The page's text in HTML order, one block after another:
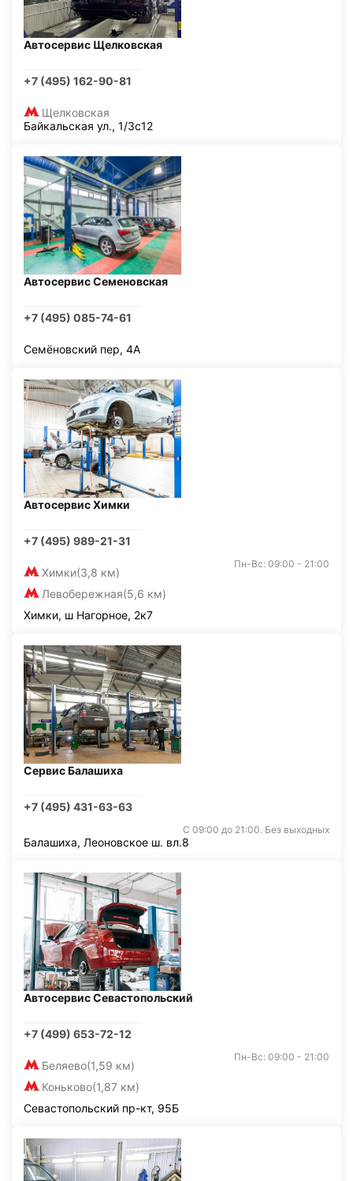
Автосервис Щелковская
+7 (495) 162-90-81
Щелковская
Байкальская ул., 1/3с12
Автосервис Семеновская
+7 (495) 085-74-61
Семёновский пер, 4А
Автосервис Химки
+7 (495) 989-21-31
Химки(3,8 км)
Левобережная(5,6 км)
Пн-Вс: 09:00 - 21:00
Химки, ш Нагорное, 2к7
Сервис Балашиха
+7 (495) 431-63-63
С 09:00 до 21:00. Без выходных
Балашиха, Леоновское ш. вл.8
Автосервис Севастопольский
+7 (499) 653-72-12
Беляево(1,59 км)
Коньково(1,87 км)
Пн-Вс: 09:00 - 21:00
Севастопольский пр-кт, 95Б